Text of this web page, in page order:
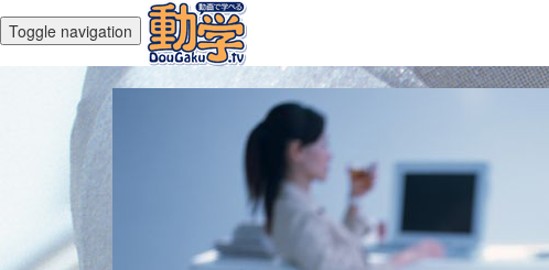
Toggle navigation